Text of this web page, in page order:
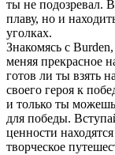
ты не подозревал.
плаву, но и
уголках.
Знакомясь с
меняя прекрасное
готов ли ты взять
своего героя к
и только ты
для победы.
ценности
творческое